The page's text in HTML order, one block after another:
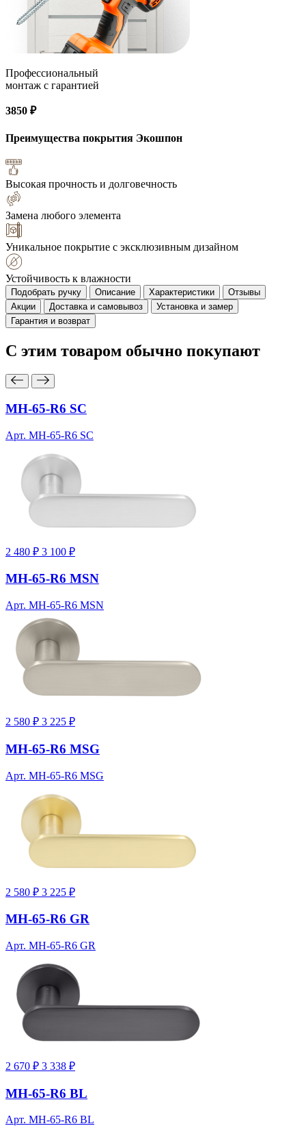
Профессиональный
монтаж с гарантией
3850 ₽
Преимущества покрытия Экошпон
Высокая прочность и долговечность
Замена любого элемента
Уникальное покрытие с эксклюзивным дизайном
Устойчивость к влажности
Подобрать ручку Описание Характеристики
Отзывы
Акции
Доставка и самовывоз
Установка и замер
Гарантия и возврат
С этим товаром обычно покупают
MH-65-R6 SC
Арт. MH-65-R6 SC
2 480 ₽ 3 100 ₽
MH-65-R6 MSN
Арт. MH-65-R6 MSN
2 580 ₽ 3 225 ₽
MH-65-R6 MSG
Арт. MH-65-R6 MSG
2 580 ₽ 3 225 ₽
MH-65-R6 GR
Арт. MH-65-R6 GR
2 670 ₽ 3 338 ₽
MH-65-R6 BL
Арт. MH-65-R6 BL